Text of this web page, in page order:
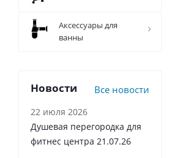
Аксессуары для
ванны
Новости Все новости
22 июля 2026
Душевая перегородка для
фитнес центра 21.07.26